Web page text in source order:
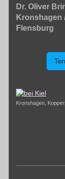
Dr.
Kronshagen,